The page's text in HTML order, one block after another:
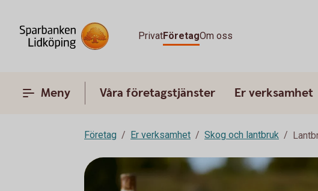
PrivatFöretagOm oss
Meny Våra företagstjänster Er verksamhet
Företag Er verksamhet Skog och lantbruk